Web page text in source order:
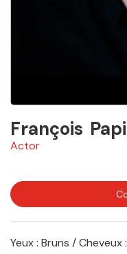
François
Actor
Yeux : Bruns / Cheveux